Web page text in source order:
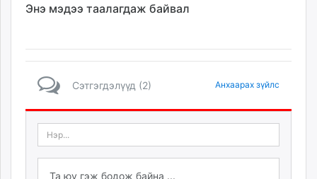
Энэ мэдээ таалагдаж байвал
Сэтгэгдэлүүд (2) Анхаарах зүйлс